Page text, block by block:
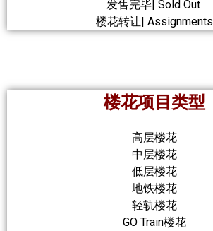
发售完毕| Sold Out
楼花转让| Assignments
楼花项目类型
高层楼花
中层楼花
低层楼花
地铁楼花
轻轨楼花
GO Train楼花